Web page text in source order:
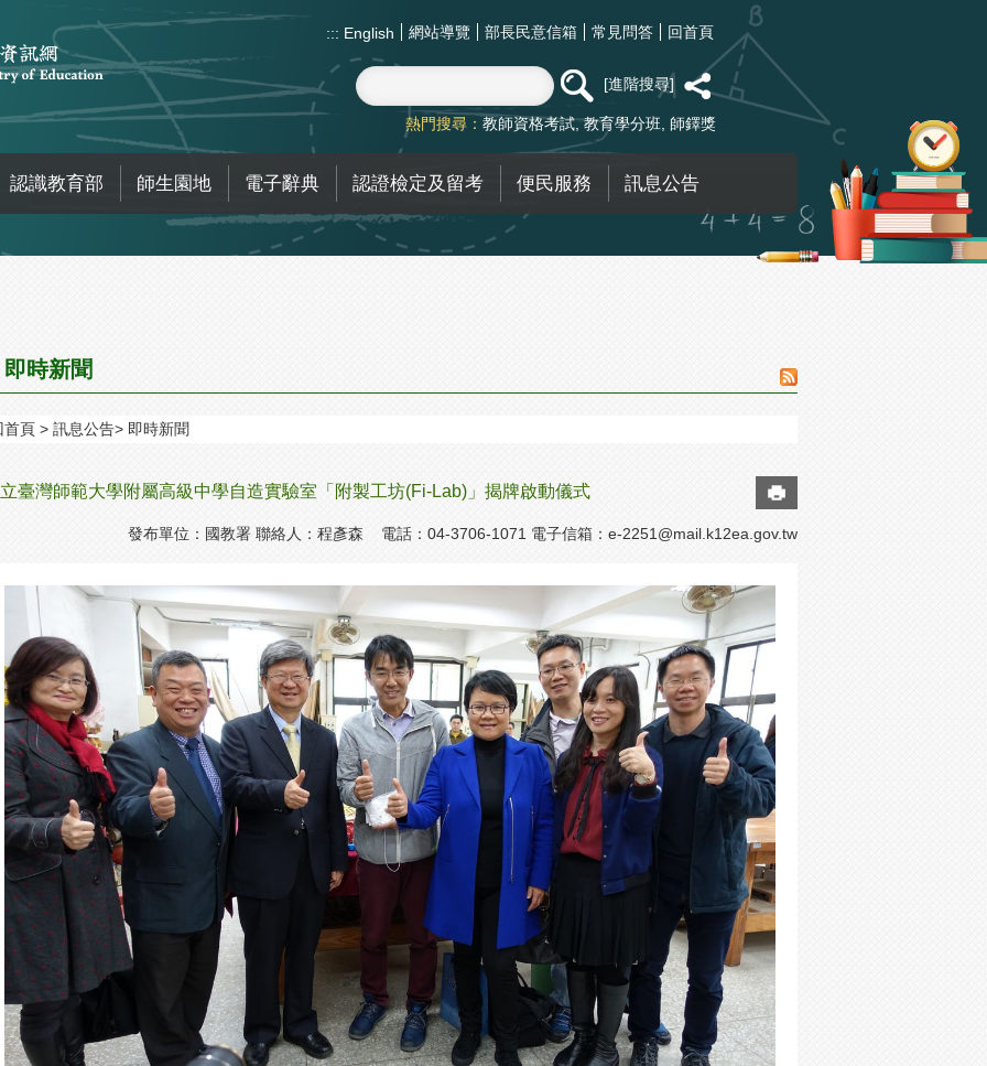
::: English 網站導覽 部長民意信箱 常見問答 回首頁
進階搜尋
熱門搜尋： 教師資格考試 教育學分班 師鐸獎
認識教育部 師生園地 電子辭典 認證檢定及留考 便民服務 訊息公告
即時新聞
首頁 訊息公告 即時新聞
臺灣師範大學附屬高級中學自造實驗室「附製工坊(Fi-Lab)」揭牌啟動儀式
發布單位：國教署 聯絡人：程彥森 電話：04-3706-1071 電子信箱： e-2251@mail.k12ea.gov.tw